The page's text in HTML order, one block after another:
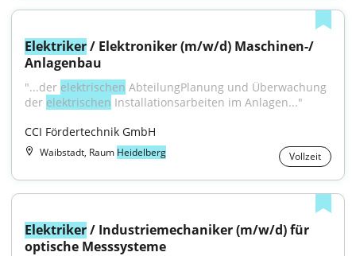
Elektriker / Elektroniker (m/w/d) Maschinen-/
Anlagenbau
"...der elektrischen AbteilungPlanung und Überwachung
der elektrischen Installationsarbeiten im Anlagen..."
CCI Fördertechnik GmbH
Waibstadt, Raum Heidelberg Vollzeit
Elektriker / Industriemechaniker (m/w/d) für
optische Messsysteme